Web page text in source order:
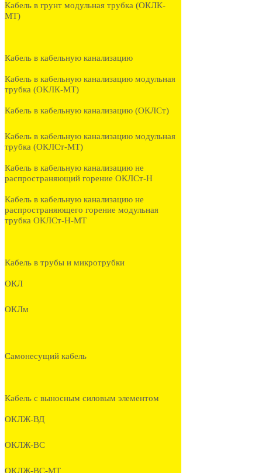
Кабель в грунт модульная трубка (ОКЛК-
МТ)
Кабель в кабельную канализацию
Кабель в кабельную канализацию модульная
трубка (ОКЛК-МТ)
Кабель в кабельную канализацию (ОКЛСт)
Кабель в кабельную канализацию модульная
трубка (ОКЛСт-МТ)
Кабель в кабельную канализацию не
распространяющий горение ОКЛСт-Н
Кабель в кабельную канализацию не
распространяющего горение модульная
трубка ОКЛСт-Н-МТ
Кабель в трубы и микротрубки
ОКЛ
ОКЛм
Самонесущий кабель
Кабель с выносным силовым элементом
ОКЛЖ-ВД
ОКЛЖ-ВС
ОКЛЖ-ВС-МТ